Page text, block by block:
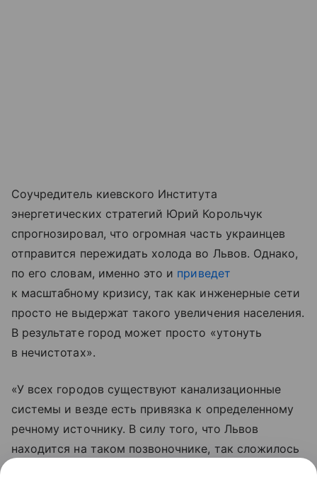
Соучредитель киевского Института
энергетических стратегий Юрий Корольчук
спрогнозировал, что огромная часть украинцев
отправится пережидать холода во Львов. Однако,
по его словам, именно это и приведет
к масштабному кризису, так как инженерные сети
просто не выдержат такого увеличения населения.
В результате город может просто «утонуть
в нечистотах».
«У всех городов существуют канализационные
системы и везде есть привязка к определенному
речному источнику. В силу того, что Львов
находится на таком позвоночнике, так сложилось